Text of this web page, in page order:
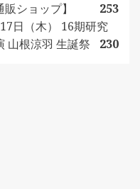
ショップ】
253
日（木） 16期研究
山根涼羽 生誕祭
230